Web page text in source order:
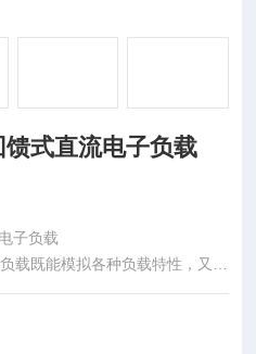
10-360 回馈式直流电子负载
直流电子负载
载既能模拟各种负载特性，又能
为用户节省了用电和散热成本，
用于5G通信及数据中心、工业元